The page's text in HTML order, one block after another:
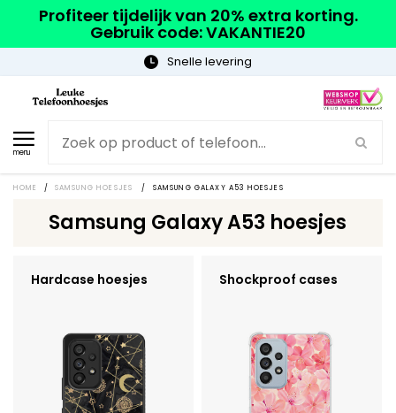
Profiteer tijdelijk van 20% extra korting.
Gebruik code: VAKANTIE20
Snelle levering
menu
HOME / SAMSUNG HOESJES / SAMSUNG GALAXY A53 HOESJES
Samsung Galaxy A53 hoesjes
Hardcase hoesjes Shockproof cases